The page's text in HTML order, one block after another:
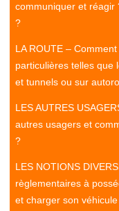
communiquer et réagir
?
LA ROUTE –
particulières telles que
et tunnels ou sur
LES AUTRES
autres usagers et
?
LES NOTIONS
règlementaires à
et charger son